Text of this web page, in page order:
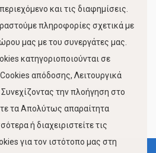
και τις διαφημίσεις.
πληροφορίες σχετικά με
μας με του συνεργάτες μας.
κατηγοριοποιούνται σε
απόδοσης, Λειτουργικά
την πλοήγηση στο
τα Απολύτως απαραίτητα
ή διαχειριστείτε τις
για τον ιστότοπο μας στη